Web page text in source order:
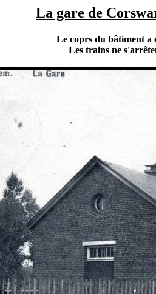
La gare de
Le coprs du bâtiment a
Les trains ne